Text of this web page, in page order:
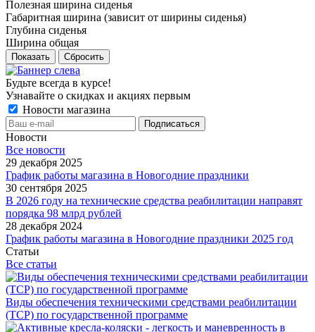
Полезная ширина сиденья
Габаритная ширина (зависит от ширины сиденья)
Глубина сиденья
Ширина общая
Показать Сбросить
Будьте всегда в курсе!
Узнавайте о скидках и акциях первым
Новости магазина
Новости
Все новости
29 декабря 2025
График работы магазина в Новогодние праздники
30 сентября 2025
В 2026 году на технические средства реабилитации направят
порядка 98 млрд рублей
28 декабря 2024
График работы магазина в Новогодние праздники 2025 год
Статьи
Все статьи
Виды обеспечения техническими средствами реабилитации
(ТСР) по государственной программе